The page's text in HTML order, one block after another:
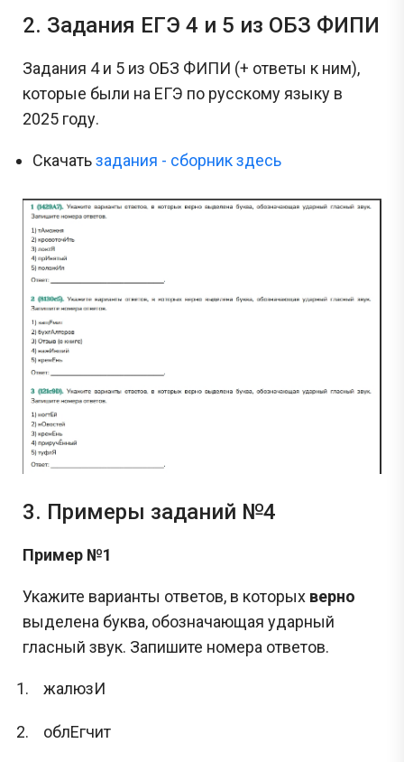
2. Задания ЕГЭ 4 и 5 из ОБЗ ФИПИ
Задания 4 и 5 из ОБЗ ФИПИ (+ ответы к ним),
которые были на ЕГЭ по русскому языку в
2025 году.
Скачатьзадания - сборник здесь
3. Примеры заданий №4
Пример №1
Укажите варианты ответов, в которых верно
выделена буква, обозначающая ударный
гласный звук. Запишите номера ответов.
жалюзИ
облЕгчит